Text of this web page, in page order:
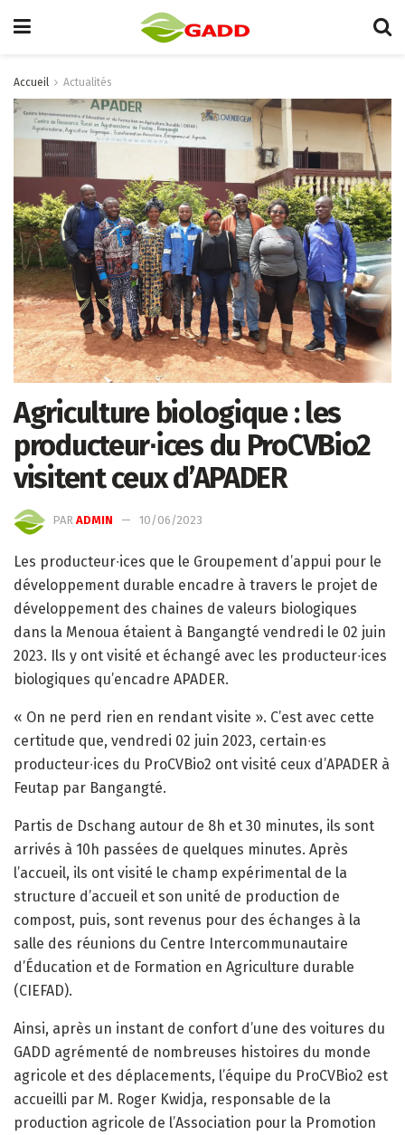
Accueil Actualités
Agriculture biologique : les
producteur∙ices du ProCVBio2
visitent ceux d’APADER
PAR ADMIN 10/06/2023
Les producteur∙ices que le Groupement d’appui pour le
développement durable encadre à travers le projet de
développement des chaines de valeurs biologiques
dans la Menoua étaient à Bangangté vendredi le 02 juin
2023. Ils y ont visité et échangé avec les producteur∙ices
biologiques qu’encadre APADER.
« On ne perd rien en rendant visite ». C’est avec cette
certitude que, vendredi 02 juin 2023, certain∙es
producteur∙ices du ProCVBio2 ont visité ceux d’APADER à
Feutap par Bangangté.
Partis de Dschang autour de 8h et 30 minutes, ils sont
arrivés à 10h passées de quelques minutes. Après
l’accueil, ils ont visité le champ expérimental de la
structure d’accueil et son unité de production de
compost, puis, sont revenus pour des échanges à la
salle des réunions du Centre Intercommunautaire
d’Éducation et de Formation en Agriculture durable
(CIEFAD).
Ainsi, après un instant de confort d’une des voitures du
GADD agrémenté de nombreuses histoires du monde
agricole et des déplacements, l’équipe du ProCVBio2 est
accueilli par M. Roger Kwidja, responsable de la
production agricole de l’Association pour la Promotion